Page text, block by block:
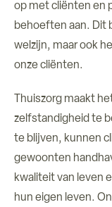
op met cliënten en
behoeften aan. Dit
welzijn, maar ook
onze cliënten.
Thuiszorg maakt
zelfstandigheid te
te blijven, kunnen
gewoonten
kwaliteit van leven
hun eigen leven.